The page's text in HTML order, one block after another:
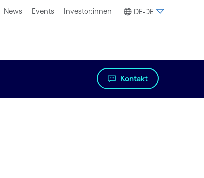
News Events Investor:innen DE-DE
Kontakt